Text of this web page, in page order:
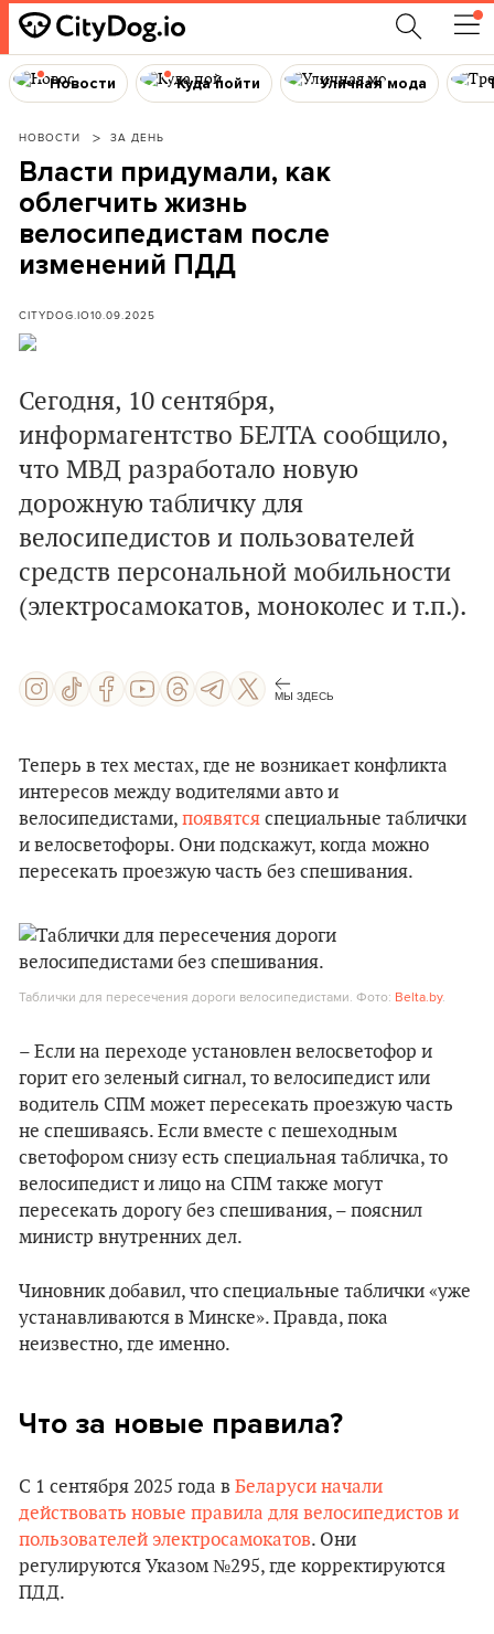
Новости Куда пойти Уличная мода
НОВОСТИ ЗА ДЕНЬ
Власти придумали, как
облегчить жизнь
велосипедистам после
изменений ПДД
CITYDOG.IO10.09.2025
Сегодня, 10 сентября,
информагентство БЕЛТА сообщило,
что МВД разработало новую
дорожную табличку для
велосипедистов и пользователей
средств персональной мобильности
(электросамокатов, моноколес и т.п.).
МЫ ЗДЕСЬ
Теперь в тех местах, где не возникает конфликта
интересов между водителями авто и
велосипедистами, появятся специальные таблички
и велосветофоры. Они подскажут, когда можно
пересекать проезжую часть без спешивания.
Таблички для пересечения дороги велосипедистами. Фото: Belta.by.
– Если на переходе установлен велосветофор и
горит его зеленый сигнал, то велосипедист или
водитель СПМ может пересекать проезжую часть
не спешиваясь. Если вместе с пешеходным
светофором снизу есть специальная табличка, то
велосипедист и лицо на СПМ также могут
пересекать дорогу без спешивания, – пояснил
министр внутренних дел.
Чиновник добавил, что специальные таблички «уже
устанавливаются в Минске». Правда, пока
неизвестно, где именно.
Что за новые правила?
С 1 сентября 2025 года в Беларуси начали
действовать новые правила для велосипедистов и
пользователей электросамокатов. Они
регулируются Указом №295, где корректируются
ПДД.